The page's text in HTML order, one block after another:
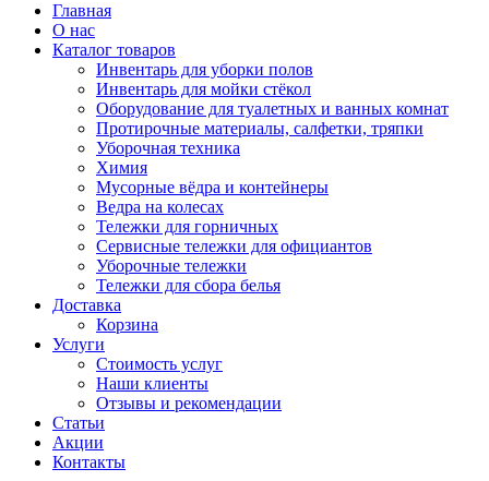
Главная
О нас
Каталог товаров
Инвентарь для уборки полов
Инвентарь для мойки стёкол
Оборудование для туалетных и ванных комнат
Протирочные материалы, салфетки, тряпки
Уборочная техника
Химия
Мусорные вёдра и контейнеры
Ведра на колесах
Тележки для горничных
Сервисные тележки для официантов
Уборочные тележки
Тележки для сбора белья
Доставка
Корзина
Услуги
Стоимость услуг
Наши клиенты
Отзывы и рекомендации
Статьи
Акции
Контакты